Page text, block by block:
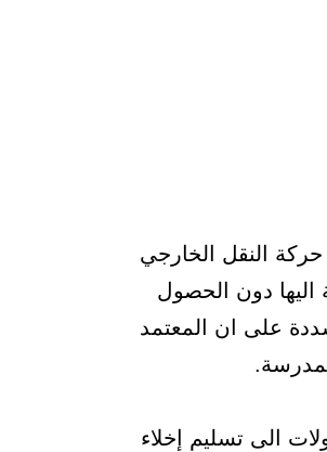
النقل الخارجي
اليها دون الحصول
على ان المعتمد
الى تسليم إخلاء